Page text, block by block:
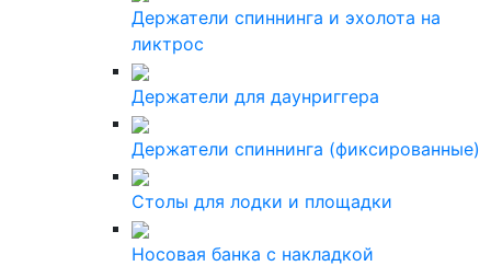
Держатели спиннинга и эхолота на
ликтрос
Держатели для даунриггера
Держатели спиннинга (фиксированные)
Столы для лодки и площадки
Носовая банка с накладкой